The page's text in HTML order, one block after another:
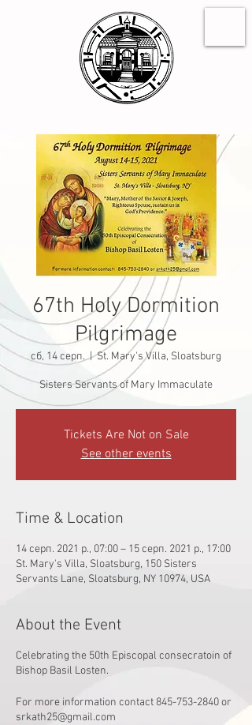
67th Holy Dormition
Pilgrimage
сб, 14 серп.
  |
St. Mary's Villa, Sloatsburg
Sisters Servants of Mary Immaculate
Tickets Are Not on Sale
See other events
Time & Location
14 серп. 2021 р., 07:00 – 15 серп. 2021 р., 17:00
St. Mary's Villa, Sloatsburg, 150 Sisters
Servants Lane, Sloatsburg, NY 10974, USA
About the Event
Celebrating the 50th Episcopal consecratoin of
Bishop Basil Losten.
For more information contact 845-753-2840 or
srkath25@gmail.com